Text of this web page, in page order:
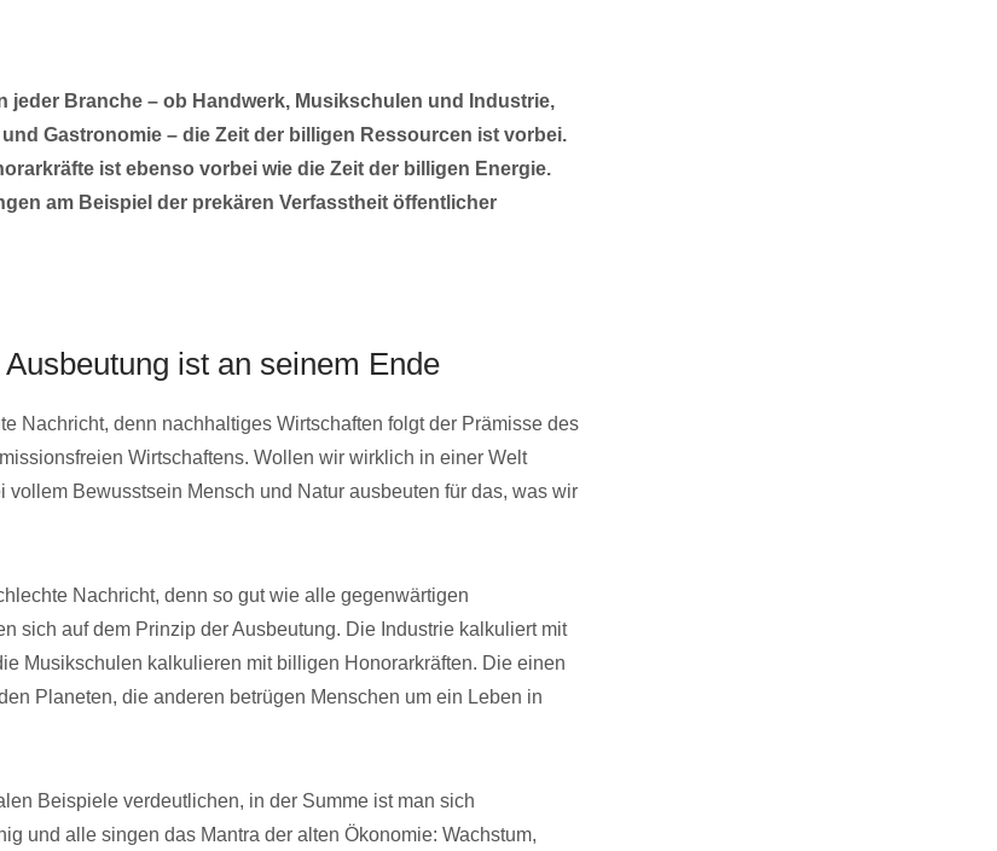
jeder Branche – ob Handwerk, Musikschulen und Industrie,
Gastronomie – die Zeit der billigen Ressourcen ist vorbei.
ist ebenso vorbei wie die Zeit der billigen Energie.
am Beispiel der prekären Verfasstheit öffentlicher
ist an seinem Ende
Nachricht, denn nachhaltiges Wirtschaften folgt der Prämisse des
Wirtschaftens. Wollen wir wirklich in einer Welt
vollem Bewusstsein Mensch und Natur ausbeuten für das, was wir
Nachricht, denn so gut wie alle gegenwärtigen
sich auf dem Prinzip der Ausbeutung. Die Industrie kalkuliert mit
Musikschulen kalkulieren mit billigen Honorarkräften. Die einen
Planeten, die anderen betrügen Menschen um ein Leben in
Beispiele verdeutlichen, in der Summe ist man sich
und alle singen das Mantra der alten Ökonomie: Wachstum,